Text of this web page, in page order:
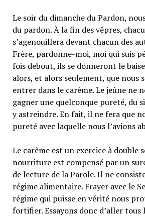
Le soir du dimanche du Pardon,
du pardon. À la fin des vêpres,
sʼagenouillera devant chacun des
Frère, pardonne-moi, moi qui suis
fois debout, ils se donneront le
alors, et alors seulement, que nous
entrer dans le carême. Le jeûne ne
gagner une quelconque pureté, du
y astreindre. En fait, il ne fera que
pureté avec laquelle nous lʼavions
Le carême est un exercice à double
nourriture est compensé par un
de lecture de la Parole. Il ne
régime alimentaire. Frayer avec le
régime qui puisse en vérité nous
fortifier. Essayons donc dʼaller tous